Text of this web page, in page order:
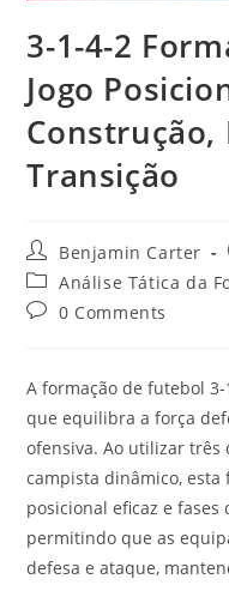
3-1-4-2
Jogo
Transição
Post
author:
Benjamin Carter
Post
category:
Análise Tática da
Post0 Comments
A formação de futebol
que equilibra a força
ofensiva. Ao utilizar três
campista dinâmico,
posicional eficaz e
permitindo que as
defesa e ataque,